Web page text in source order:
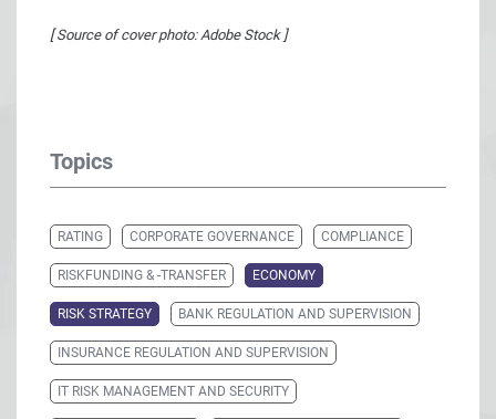
[ Source of cover photo: Adobe Stock ]
Topics
RATING CORPORATE GOVERNANCE COMPLIANCE
RISKFUNDING & -TRANSFER ECONOMY
RISK STRATEGY BANK REGULATION AND SUPERVISION
INSURANCE REGULATION AND SUPERVISION
IT RISK MANAGEMENT AND SECURITY